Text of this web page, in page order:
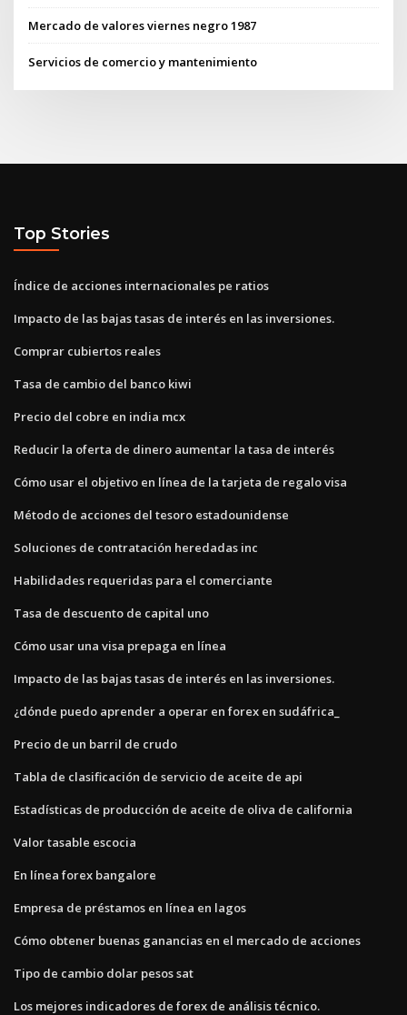
Mercado de valores viernes negro 1987
Servicios de comercio y mantenimiento
Top Stories
Índice de acciones internacionales pe ratios
Impacto de las bajas tasas de interés en las inversiones.
Comprar cubiertos reales
Tasa de cambio del banco kiwi
Precio del cobre en india mcx
Reducir la oferta de dinero aumentar la tasa de interés
Cómo usar el objetivo en línea de la tarjeta de regalo visa
Método de acciones del tesoro estadounidense
Soluciones de contratación heredadas inc
Habilidades requeridas para el comerciante
Tasa de descuento de capital uno
Cómo usar una visa prepaga en línea
Impacto de las bajas tasas de interés en las inversiones.
¿dónde puedo aprender a operar en forex en sudáfrica_
Precio de un barril de crudo
Tabla de clasificación de servicio de aceite de api
Estadísticas de producción de aceite de oliva de california
Valor tasable escocia
En línea forex bangalore
Empresa de préstamos en línea en lagos
Cómo obtener buenas ganancias en el mercado de acciones
Tipo de cambio dolar pesos sat
Los mejores indicadores de forex de análisis técnico.